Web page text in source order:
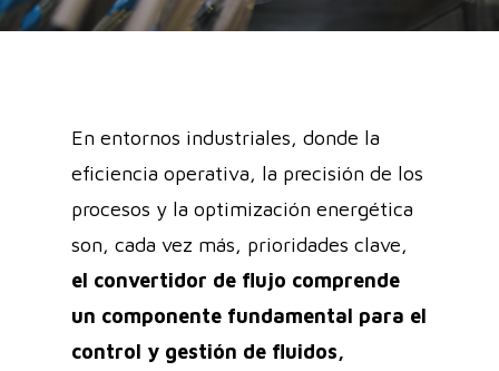
En entornos industriales, donde la
eficiencia operativa, la precisión de los
procesos y la optimización energética
son, cada vez más, prioridades clave,
el convertidor de flujo comprende
un componente fundamental para el
control y gestión de fluidos,